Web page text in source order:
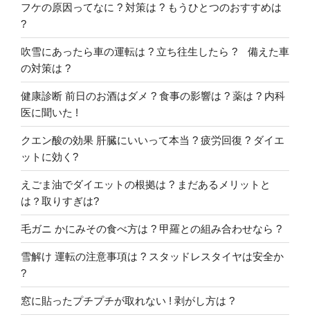
?
科
医
に
聞
い
!”
の
フケの原因ってなに ? 対策は ? もうひとつのおすすめは
?
吹雪にあったら車の運転は ? 立ち往生したら ? 備えた車
の対策は ?
健康診断 前日のお酒はダメ ? 食事の影響は ? 薬は ? 内科
医に聞いた !
クエン酸の効果 肝臓にいいって本当 ? 疲労回復 ? ダイエ
ットに効く?
えごま油でダイエットの根拠は ? まだあるメリットと
は？取りすぎは?
毛ガニ かにみその食べ方は ? 甲羅との組み合わせなら ?
雪解け 運転の注意事項は ? スタッドレスタイヤは安全か
?
窓に貼ったプチプチが取れない ! 剥がし方は ?